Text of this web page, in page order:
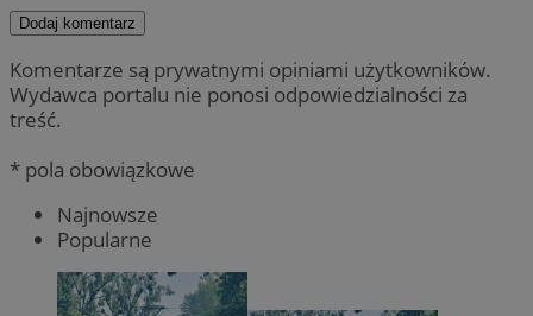
Dodaj komentarz
Komentarze są prywatnymi opiniami użytkowników.
Wydawca portalu nie ponosi odpowiedzialności za
treść.
* pola obowiązkowe
Najnowsze
Popularne